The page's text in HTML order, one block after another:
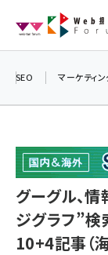
ン
seo
ai
SEO マーケティ
グーグル、
ジグラフ”検
10+4記事（